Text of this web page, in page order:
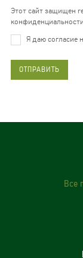
Этот сайт защищен
Я даю согласие
ОТПРАВИТЬ
Все